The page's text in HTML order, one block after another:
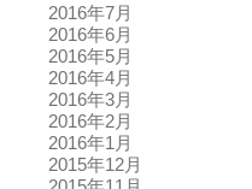
2016年7月
2016年6月
2016年5月
2016年4月
2016年3月
2016年2月
2016年1月
2015年12月